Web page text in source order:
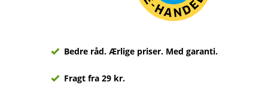
Bedre råd. Ærlige priser. Med garanti.
Fragt fra 29 kr.